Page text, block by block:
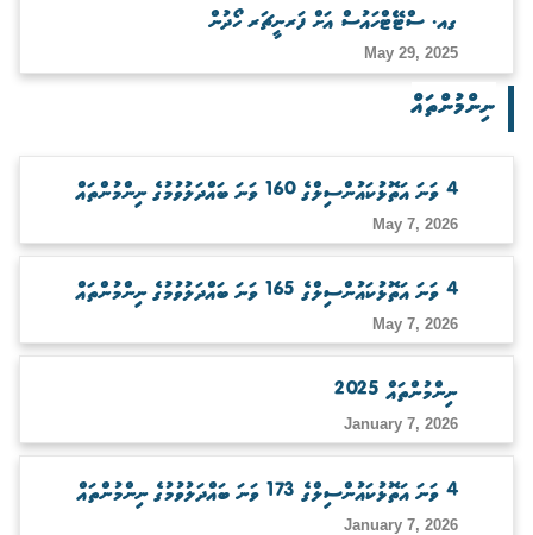
ގއ. ސްޓޭޓްހައުސް އަށް ފަރނީޗަރ ހޯދުން
May 29, 2025
ނިންމުންތައް
4 ވަނަ އަތޮޅުކައުންސިލްގެ 160 ވަނަ ބައްދަލުވުމުގެ ނިންމުންތައް
May 7, 2026
4 ވަނަ އަތޮޅުކައުންސިލްގެ 165 ވަނަ ބައްދަލުވުމުގެ ނިންމުންތައް
May 7, 2026
ނިންމުންތައް 2025
January 7, 2026
4 ވަނަ އަތޮޅުކައުންސިލްގެ 173 ވަނަ ބައްދަލުވުމުގެ ނިންމުންތައް
January 7, 2026